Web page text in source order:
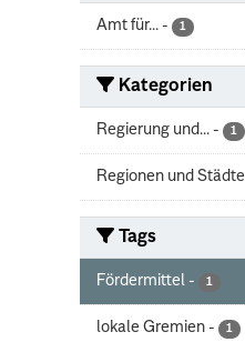
Amt für... - 1
Kategorien
Regierung und... - 1
Regionen und Städte
Tags
Fördermittel - 1
lokale Gremien - 1